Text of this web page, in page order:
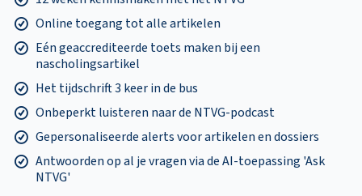
Online toegang tot alle artikelen
Eén geaccrediteerde toets maken bij een
nascholingsartikel
Het tijdschrift 3 keer in de bus
Onbeperkt luisteren naar de NTVG-podcast
Gepersonaliseerde alerts voor artikelen en dossiers
Antwoorden op al je vragen via de AI-toepassing 'Ask
NTVG'